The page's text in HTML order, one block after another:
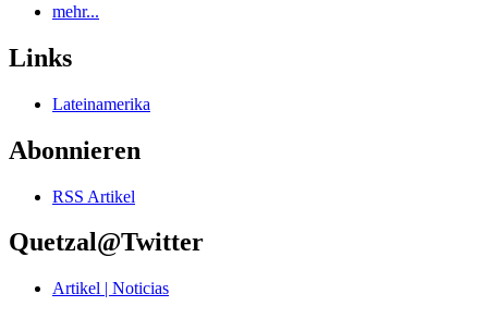
mehr...
Links
Lateinamerika
Abonnieren
RSS Artikel
Quetzal@Twitter
Artikel | Noticias